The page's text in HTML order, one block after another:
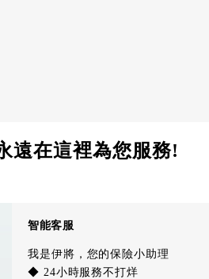
遠在這裡為您服務!
智能客服
我是伊將，您的保險小助理
◆ 24小時服務不打烊